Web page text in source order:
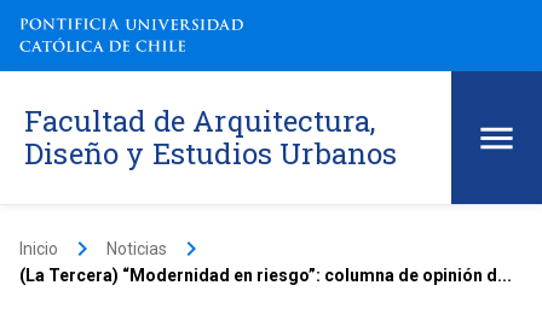
Facultad de Arquitectura,
Diseño y Estudios Urbanos
Inicio keyboard_arrow_right Noticias keyboard_arrow_right
(La Tercera) “Modernidad en riesgo”: columna de opinión d...